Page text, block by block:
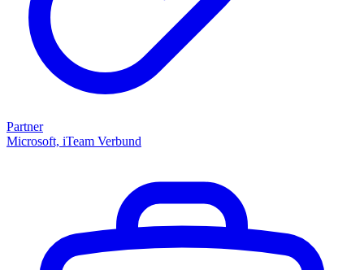
Partner
Microsoft, iTeam Verbund